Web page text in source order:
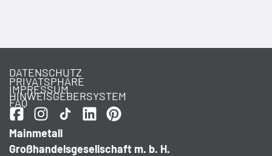
DATENSCHUTZ
PRIVATSPHÄRE
IMPRESSUM
HINWEISGEBERSYSTEM
FAQ
Mainmetall
Großhandelsgesellschaft m. b. H.